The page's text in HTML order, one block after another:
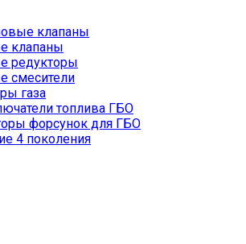
клапаны
клапаны
редукторы
смесители
газа
топлива ГБО
форсунок для ГБО
4 поколения